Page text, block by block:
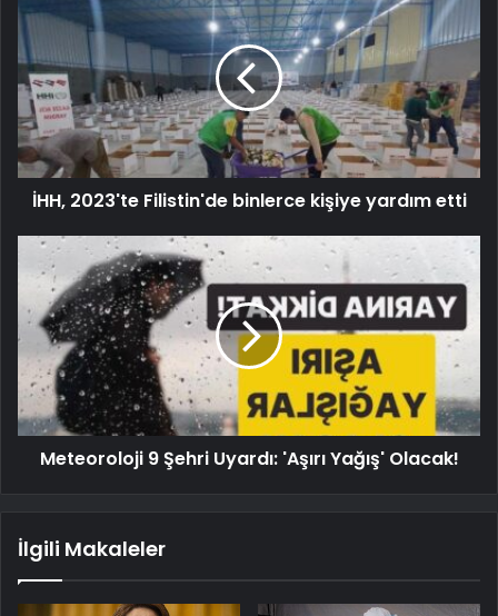
İHH, 2023'te Filistin'de binlerce kişiye yardım etti
Meteoroloji 9 Şehri Uyardı: 'Aşırı Yağış' Olacak!
İlgili Makaleler